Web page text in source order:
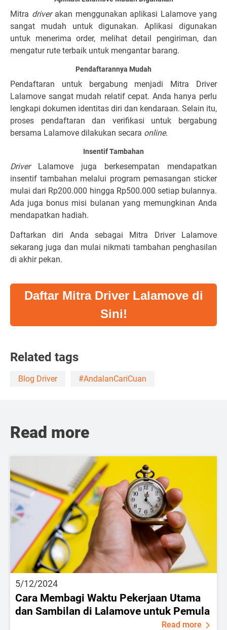
Mitra driverakan menggunakan aplikasi Lalamove yang
sangat mudah untuk digunakan. Aplikasi digunakan
untuk menerima order, melihat detail pengiriman, dan
mengatur rute terbaik untuk mengantar barang.
Pendaftarannya Mudah
Pendaftaran untuk bergabung menjadi Mitra Driver
Lalamove sangat mudah relatif cepat. Anda hanya perlu
lengkapi dokumen identitas diri dan kendaraan. Selain itu,
proses pendaftaran dan verifikasi untuk bergabung
bersama Lalamove dilakukan secara online.
Insentif Tambahan
Driver Lalamove juga berkesempatan mendapatkan
insentif tambahan melalui program pemasangan sticker
mulai dari Rp200.000 hingga Rp500.000 setiap bulannya.
Ada juga bonus misi bulanan yang memungkinan Anda
mendapatkan hadiah.
Daftarkan diri Anda sebagai Mitra Driver Lalamove
sekarang juga dan mulai nikmati tambahan penghasilan
di akhir pekan.
Daftar Mitra Driver Lalamove di
Sini!
Related tags
Blog Driver #AndalanCariCuan
Read more
5/12/2024
Cara Membagi Waktu Pekerjaan Utama
dan Sambilan di Lalamove untuk Pemula
Read more